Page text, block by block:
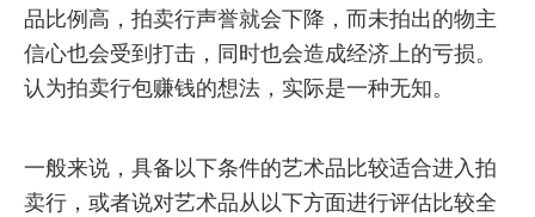
品比例高，拍卖行声誉就会下降，而未拍出的物主
信心也会受到打击，同时也会造成经济上的亏损。
认为拍卖行包赚钱的想法，实际是一种无知。
一般来说，具备以下条件的艺术品比较适合进入拍
卖行，或者说对艺术品从以下方面进行评估比较全